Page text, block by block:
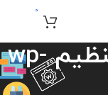
0
آرشیو برچسب ها: تنظیم wp-